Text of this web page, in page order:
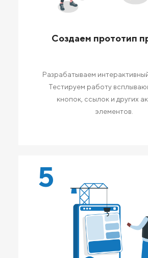
Создаем прототип
Разрабатываем
Тестируем работу
кнопок, ссылок и других
элементов.
5